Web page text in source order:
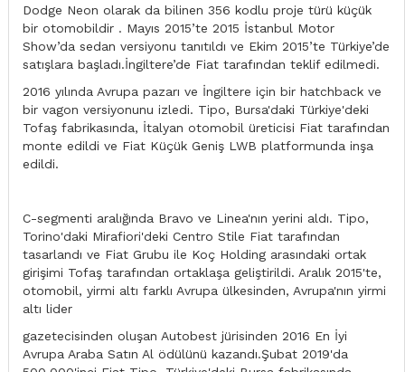
Dodge Neon olarak da bilinen 356 kodlu proje türü küçük
bir otomobildir . Mayıs 2015’te 2015 İstanbul Motor
Show’da sedan versiyonu tanıtıldı ve Ekim 2015’te Türkiye’de
satışlara başladı.İngiltere’de Fiat tarafından teklif edilmedi.
2016 yılında Avrupa pazarı ve İngiltere için bir hatchback ve
bir vagon versiyonunu izledi. Tipo, Bursa'daki Türkiye'deki
Tofaş fabrikasında, İtalyan otomobil üreticisi Fiat tarafından
monte edildi ve Fiat Küçük Geniş LWB platformunda inşa
edildi.
C-segmenti aralığında Bravo ve Linea'nın yerini aldı. Tipo,
Torino'daki Mirafiori'deki Centro Stile Fiat tarafından
tasarlandı ve Fiat Grubu ile Koç Holding arasındaki ortak
girişimi Tofaş tarafından ortaklaşa geliştirildi. Aralık 2015'te,
otomobil, yirmi altı farklı Avrupa ülkesinden, Avrupa'nın yirmi
altı lider
gazetecisinden oluşan Autobest jürisinden 2016 En İyi
Avrupa Araba Satın Al ödülünü kazandı.Şubat 2019'da